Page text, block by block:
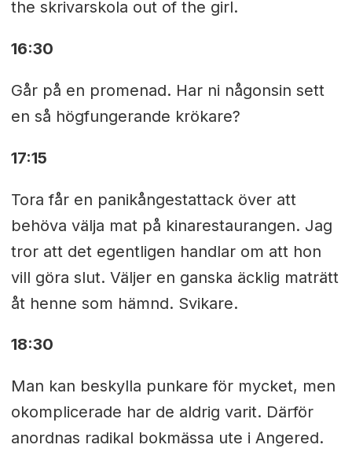
the skrivarskola out of the girl.
16:30
Går på en promenad. Har ni någonsin sett
en så högfungerande krökare?
17:15
Tora får en panikångestattack över att
behöva välja mat på kinarestaurangen. Jag
tror att det egentligen handlar om att hon
vill göra slut. Väljer en ganska äcklig maträtt
åt henne som hämnd. Svikare.
18:30
Man kan beskylla punkare för mycket, men
okomplicerade har de aldrig varit. Därför
anordnas radikal bokmässa ute i Angered.